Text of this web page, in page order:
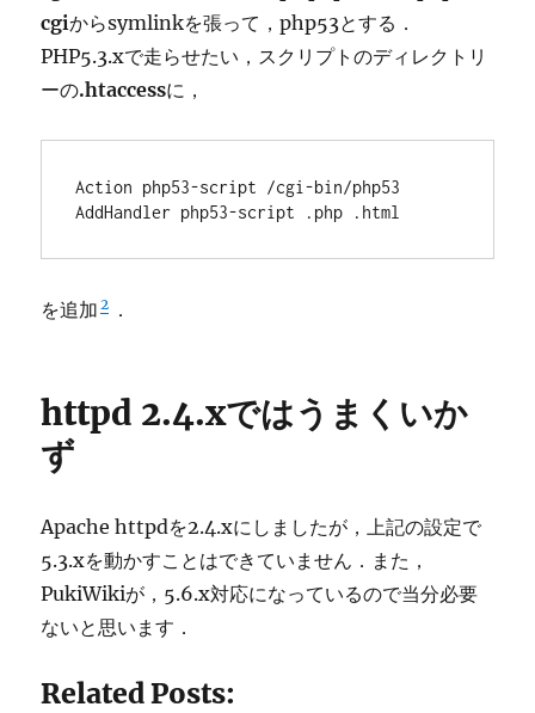
cgiからsymlinkを張って，php53とする．
PHP5.3.xで走らせたい，スクリプトのディレクトリ
ーの.htaccessに，
Action php53-script /cgi-bin/php53
AddHandler php53-script .php .html
を追加 2 ．
httpd 2.4.xではうまくいか
ず
Apache httpdを2.4.xにしましたが，上記の設定で
5.3.xを動かすことはできていません．また，
PukiWikiが，5.6.x対応になっているので当分必要
ないと思います．
Related Posts: